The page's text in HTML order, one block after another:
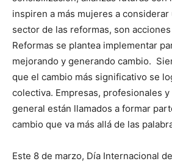
inspiren a más mujeres a considerar
sector de las reformas, son
Reformas se plantea implementar
mejorando y generando cambio.
que el cambio más significativo se
colectiva. Empresas, profesionales
general están llamados a formar
cambio que va más allá de las
Este 8 de marzo, Día Internacional